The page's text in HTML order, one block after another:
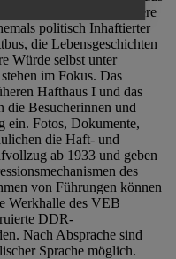
Eine besondere
politisch Inhaftierter
die Lebensgeschichten
Würde selbst unter
im Fokus. Das
Hafthaus I und das
die Besucherinnen und
ein. Fotos, Dokumente,
die Haft- und
ab 1933 und geben
des
von Führungen können
Werkhalle des VEB
DDR-
Nach Absprache sind
Sprache möglich.